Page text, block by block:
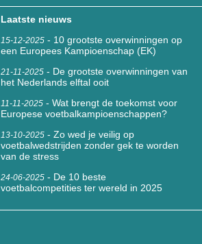
Laatste nieuws
15-12-2025 - 10 grootste overwinningen op
een Europees Kampioenschap (EK)
21-11-2025 - De grootste overwinningen van
het Nederlands elftal ooit
11-11-2025 -Wat brengt de toekomst voor
Europese voetbalkampioenschappen?
13-10-2025 -Zo wed je veilig op
voetbalwedstrijden zonder gek te worden
van de stress
24-06-2025 - De 10 beste
voetbalcompetities ter wereld in 2025